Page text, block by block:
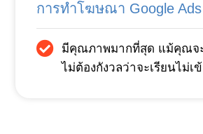
การทำโฆษณา Google
มีคุณภาพมากที่สุด แม้คุณจ
ไม่ต้องกังวลว่าจะเรียนไม่